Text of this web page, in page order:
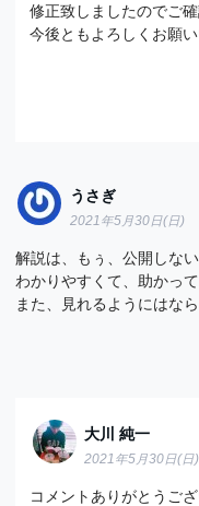
修正致しましたのでご確
今後ともよろしくお願い
うさぎ
2021年5月30日(日)
解説は、もぅ、公開しな
わかりやすくて、助かって
また、見れるようにはな
大川 純一
2021年5月30日(日)
コメントありがとうござ